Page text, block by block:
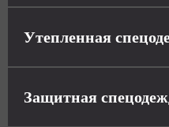
Утепленная
Защитная